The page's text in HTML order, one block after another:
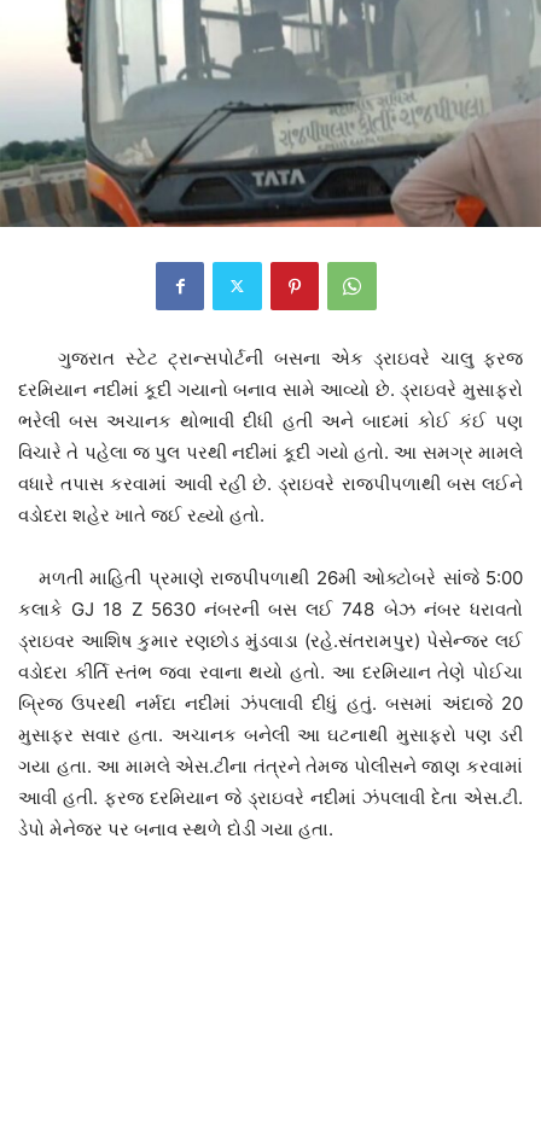
ગુજરાત સ્ટેટ ટ્રાન્સપોર્ટની બસના એક ડ્રાઇવરે ચાલુ ફરજ
દરમિયાન નદીમાં કૂદી ગયાનો બનાવ સામે આવ્યો છે. ડ્રાઇવરે મુસાફરો
ભરેલી બસ અચાનક થોભાવી દીધી હતી અને બાદમાં કોઈ કંઈ પણ
વિચારે તે પહેલા જ પુલ પરથી નદીમાં કૂદી ગયો હતો. આ સમગ્ર મામલે
વધારે તપાસ કરવામાં આવી રહી છે. ડ્રાઇવરે રાજપીપળાથી બસ લઈને
વડોદરા શહેર ખાતે જઈ રહ્યો હતો.
મળતી માહિતી પ્રમાણે રાજપીપળાથી 26મી ઓક્ટોબરે સાંજે 5:00
કલાકે GJ 18 Z 5630 નંબરની બસ લઈ 748 બેઝ નંબર ધરાવતો
ડ્રાઇવર આશિષ કુમાર રણછોડ મુંડવાડા (રહે.સંતરામપુર) પેસેન્જર લઈ
વડોદરા કીર્તિ સ્તંભ જવા રવાના થયો હતો. આ દરમિયાન તેણે પોઈચા
બ્રિજ ઉપરથી નર્મદા નદીમાં ઝંપલાવી દીધું હતું. બસમાં અંદાજે 20
મુસાફર સવાર હતા. અચાનક બનેલી આ ઘટનાથી મુસાફરો પણ ડરી
ગયા હતા. આ મામલે એસ.ટીના તંત્રને તેમજ પોલીસને જાણ કરવામાં
આવી હતી. ફરજ દરમિયાન જે ડ્રાઇવરે નદીમાં ઝંપલાવી દેતા એસ.ટી.
ડેપો મેનેજર પર બનાવ સ્થળે દોડી ગયા હતા.